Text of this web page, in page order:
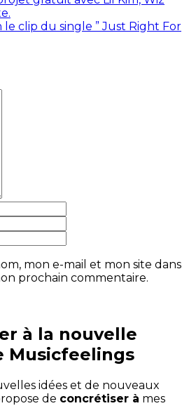
clip du single ” Just Right For
mon e-mail et mon site dans
prochain commentaire.
à la nouvelle
Musicfeelings
idées et de nouveaux
de concrétiser à mes